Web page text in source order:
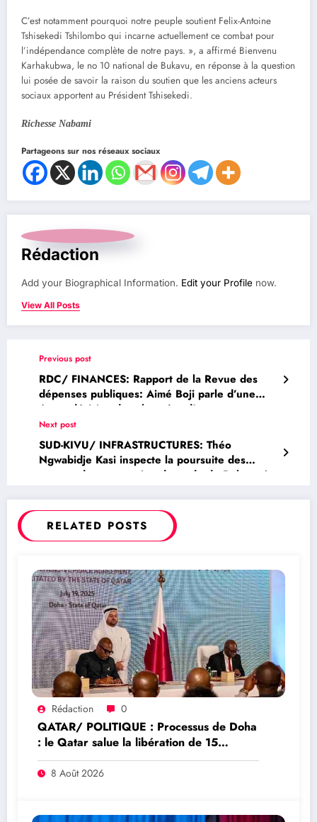
C’est notamment pourquoi notre peuple soutient Felix-Antoine
Tshisekedi Tshilombo qui incarne actuellement ce combat pour
l’indépendance complète de notre pays. », a affirmé Bienvenu
Karhakubwa, le no 10 national de Bukavu, en réponse à la question
lui posée de savoir la raison du soutien que les anciens acteurs
sociaux apportent au Président Tshisekedi.
Richesse Nabami
Partageons sur nos réseaux sociaux
Rédaction
Add your Biographical Information. Edit your Profile now.
View All Posts
Previous post
RDC/ FINANCES: Rapport de la Revue des
dépenses publiques: Aimé Boji parle d’une
étape décisive dans la quête d’une
Gouvernance Financière plus efficace et plus
transparente
Next post
SUD-KIVU/ INFRASTRUCTURES: Théo
Ngwabidje Kasi inspecte la poursuite des
travaux de construction du stade de Bukavu à
RELATED POSTS
Rédaction 0
QATAR/ POLITIQUE : Processus de Doha
: le Qatar salue la libération de 15
détenus et leur transfert à l’AFC/M23
8 Août 2026